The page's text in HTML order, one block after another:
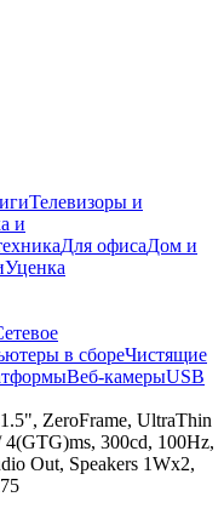
Телевизоры и
и
Для офисаДом и
Уценка
в сбореЧистящие
Веб-камерыUSB
ZeroFrame, UltraThin
300cd, 100Hz,
Out, Speakers 1Wx2,